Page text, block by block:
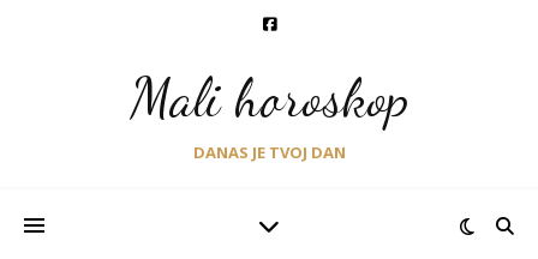
Mali horoskop
DANAS JE TVOJ DAN